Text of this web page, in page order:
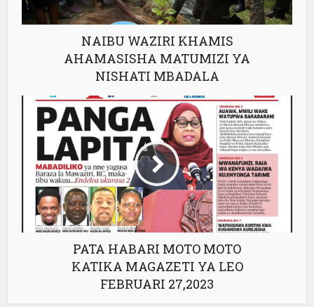
NAIBU WAZIRI KHAMIS
AHAMASISHA MATUMIZI YA
NISHATI MBADALA
PATA HABARI MOTO MOTO
KATIKA MAGAZETI YA LEO
FEBRUARI 27,2023